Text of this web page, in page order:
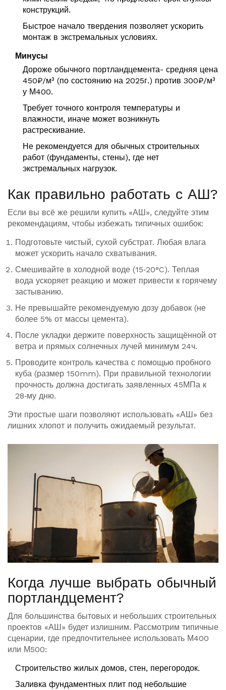
конструкций.
Быстрое начало твердения позволяет ускорить
монтаж в экстремальных условиях.
Минусы
Дороже обычного портландцемента- средняя цена
450₽/м³ (по состоянию на 2025г.) против 300₽/м³
у М400.
Требует точного контроля температуры и
влажности, иначе может возникнуть
растрескивание.
Не рекомендуется для обычных строительных
работ (фундаменты, стены), где нет
экстремальных нагрузок.
Как правильно работать с АШ?
Если вы всё же решили купить «АШ», следуйте этим
рекомендациям, чтобы избежать типичных ошибок:
Подготовьте чистый, сухой субстрат. Любая влага
может ускорить начало схватывания.
Смешивайте в холодной воде (15‑20°C). Теплая
вода ускоряет реакцию и может привести к горячему
застыванию.
Не превышайте рекомендуемую дозу добавок (не
более 5% от массы цемента).
После укладки держите поверхность защищённой от
ветра и прямых солнечных лучей минимум 24ч.
Проводите контроль качества с помощью пробного
куба (размер 150mm). При правильной технологии
прочность должна достигать заявленных 45МПа к
28‑му дню.
Эти простые шаги позволяют использовать «АШ» без
лишних хлопот и получить ожидаемый результат.
Когда лучше выбрать обычный
портландцемент?
Для большинства бытовых и небольших строительных
проектов «АШ» будет излишним. Рассмотрим типичные
сценарии, где предпочтительнее использовать М400
или М500:
Строительство жилых домов, стен, перегородок.
Заливка фундаментных плит под небольшие